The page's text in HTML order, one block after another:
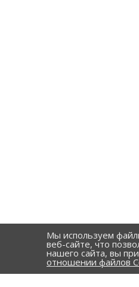
Мы используем
веб-сайте, что
нашего сайта, вы
отношении файлов